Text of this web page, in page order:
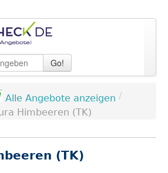
Go!
Alle Angebote anzeigen /
Himbeeren (TK)
(TK)